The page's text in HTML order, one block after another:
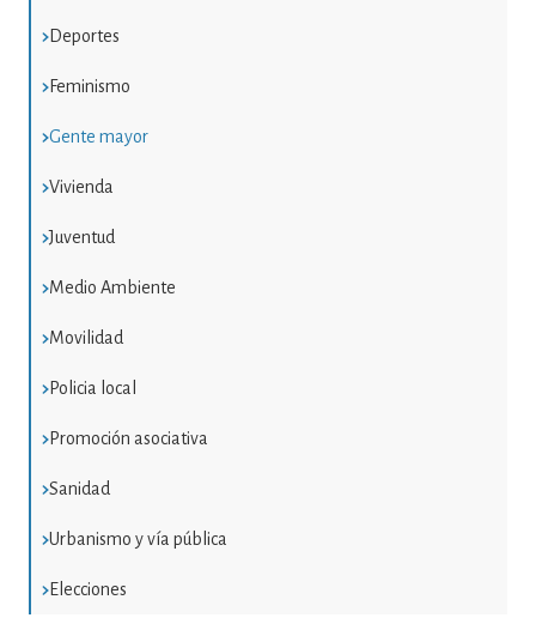
Deportes
Feminismo
Gente mayor
Vivienda
Juventud
Medio Ambiente
Movilidad
Policia local
Promoción asociativa
Sanidad
Urbanismo y vía pública
Elecciones